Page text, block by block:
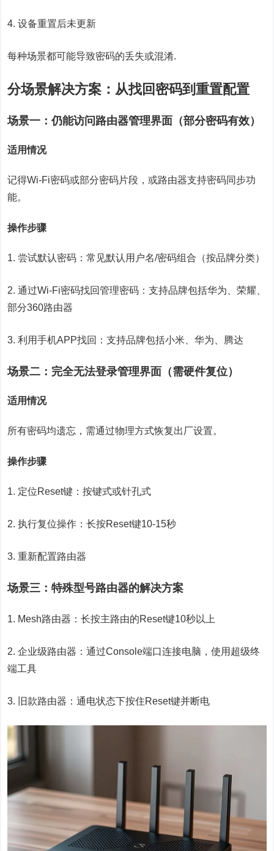
4. 设备重置后未更新
每种场景都可能导致密码的丢失或混淆.
分场景解决方案：从找回密码到重置配置
场景一：仍能访问路由器管理界面（部分密码有效）
适用情况
记得Wi-Fi密码或部分密码片段，或路由器支持密码同步功
能。
操作步骤
1. 尝试默认密码：常见默认用户名/密码组合（按品牌分类）
2. 通过Wi-Fi密码找回管理密码：支持品牌包括华为、荣耀、
部分360路由器
3. 利用手机APP找回：支持品牌包括小米、华为、腾达
场景二：完全无法登录管理界面（需硬件复位）
适用情况
所有密码均遗忘，需通过物理方式恢复出厂设置。
操作步骤
1. 定位Reset键：按键式或针孔式
2. 执行复位操作：长按Reset键10-15秒
3. 重新配置路由器
场景三：特殊型号路由器的解决方案
1. Mesh路由器：长按主路由的Reset键10秒以上
2. 企业级路由器：通过Console端口连接电脑，使用超级终
端工具
3. 旧款路由器：通电状态下按住Reset键并断电